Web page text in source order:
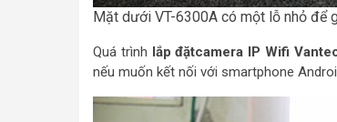
Mặt dưới VT-6300A có một lỗ nhỏ để
Quá trình lắp đặtcamera IP Wifi
nếu muốn kết nối với smartphone